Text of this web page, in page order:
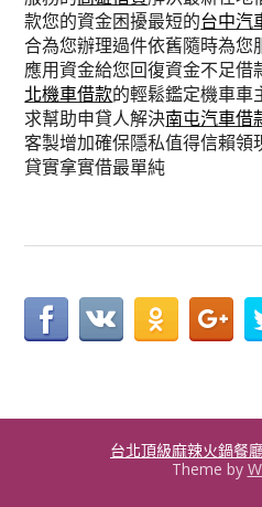
款您的資金困擾最短的台中汽
合為您辦理過件依舊隨時為您
應用資金給您回復資金不足借
北機車借款的輕鬆鑑定機車車
求幫助申貸人解決南屯汽車借
客製增加確保隱私值得信賴領
貸實拿實借最單純
台北頂級麻辣火鍋餐
Theme by